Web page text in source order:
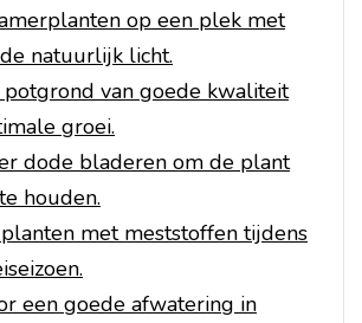
op een plek met
natuurlijk licht.
van goede kwaliteit
groei.
dode bladeren om de plant
houden.
met meststoffen tijdens
een goede afwatering in